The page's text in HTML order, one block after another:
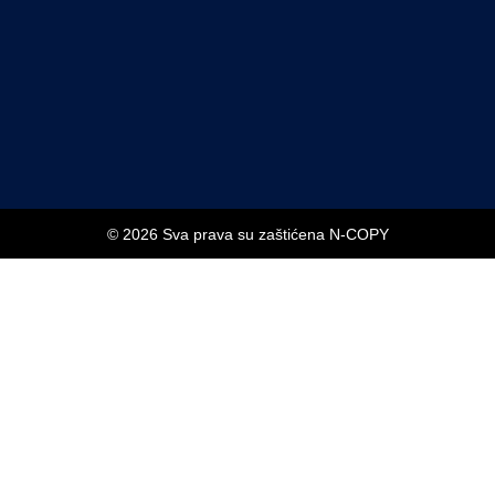
© 2026 Sva prava su zaštićena N-COPY